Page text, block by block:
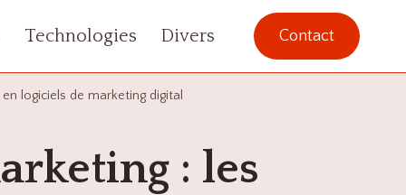
Technologies Divers Contact
logiciels de marketing digital
: les